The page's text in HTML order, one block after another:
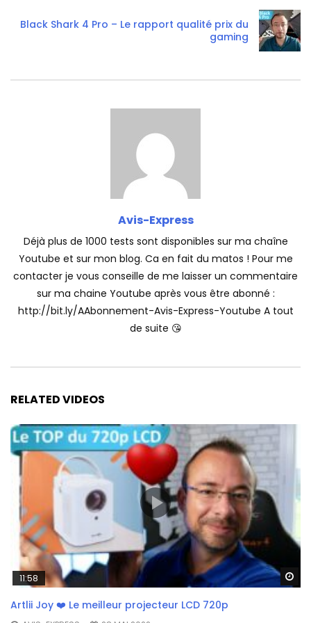
Black Shark 4 Pro – Le rapport qualité prix du
gaming
Avis-Express
Déjà plus de 1000 tests sont disponibles sur ma chaîne
Youtube et sur mon blog. Ca en fait du matos ! Pour me
contacter je vous conseille de me laisser un commentaire
sur ma chaine Youtube après vous être abonné :
http://bit.ly/AAbonnement-Avis-Express-Youtube A tout
de suite 😘
RELATED VIDEOS
11:58
Artlii Joy ❤️ Le meilleur projecteur LCD 720p